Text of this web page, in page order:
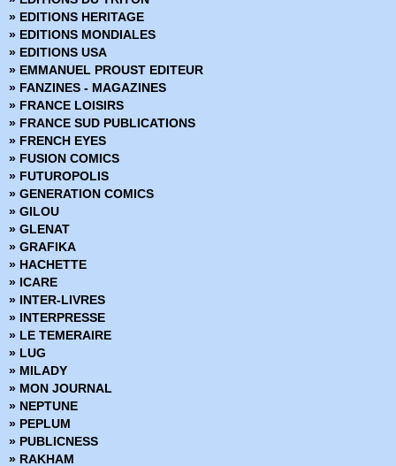
» Marvel Cinematic
» Marvel Classic - Les Intégrales
» Marvel Dark
» Marvel Decades
» Marvel Deluxe
» Marvel Epic Collection
» Marvel Events
» Marvel Gold
» Marvel Graphic Novels
» Marvel Icons
» Marvel Illustration Book
» Marvel Kids
» Marvel Legacy
» Marvel Max
» Marvel Mini Monster
» Marvel Monster Edition
» Marvel Multiverse
» Marvel Next Gen
» Marvel Now
» Marvel Omnibus
» Marvel Poche
» Marvel Premium
» Marvel Prestige
» Marvel Select
» Marvel Super Héroines
» Marvel Transatlantique
» EDITIONS HERITAGE
» EDITIONS MONDIALES
» EDITIONS USA
» EMMANUEL PROUST EDITEUR
» FANZINES - MAGAZINES
» FRANCE LOISIRS
» FRANCE SUD PUBLICATIONS
» FRENCH EYES
» FUSION COMICS
» FUTUROPOLIS
» GENERATION COMICS
» GILOU
» GLENAT
» GRAFIKA
» HACHETTE
» ICARE
» INTER-LIVRES
» INTERPRESSE
» LE TEMERAIRE
» LUG
» MILADY
» MON JOURNAL
» NEPTUNE
» PEPLUM
» PUBLICNESS
» RAKHAM